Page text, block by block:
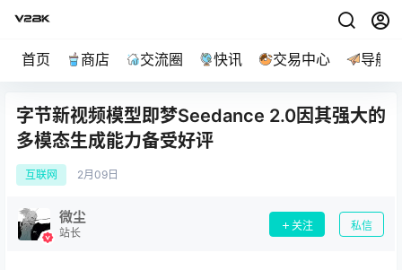
首页 商店 交流圈 快讯 交易中心 导航
字节新视频模型即梦Seedance 2.0因其强大的
多模态生成能力备受好评
互联网 2月 09日
微尘
站长
关注 私信